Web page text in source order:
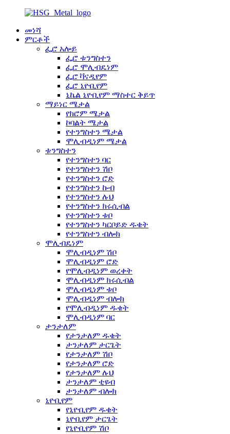
መነሻ
ምርቶች
ፌሮ አሎይ
ፌሮ ቱንግስተን
ፌሮ ሞሊብዴነም
ፌሮ ቫናዲየም
ፌሮ ኒዮቢየም
ኒኬል ኒዮቢየም ማስተር ቅይጥ
ማይነር ሜታል
የክሮም ሜታል
ኮባልት ሜታል
የተንግስተን ሜታል
ሞሊብዲነም ሜታል
ቱንግስተን
የተንግስተን ባር
የተንግስተን ሽቦ
የተንግስተን ሮድ
የተንግስተን ኩብ
የተንግስተን ሉህ
የተንግስተን ክሩሲብል
የተንግስተን ቱቦ
የተንግስተን ካርቦይድ ዱቄት
የተንግስተን ብሎክ
ሞሊብዴነም
ሞሊብዲነም ሽቦ
ሞሊብዲነም ሮድ
የሞሊብዲነም ወረቀት
ሞሊብዲነም ክሩሲብል
ሞሊብዲነም ቱቦ
ሞሊብዲነም ብሎክ
የሞሊብዲነም ዱቄት
ሞሊብዲነም ባር
ታንታለም
የታንታለም ዱቄት
ታንታለም ታርጌት
የታንታለም ሽቦ
የታንታለም ሮድ
የታንታለም ሉህ
ታንታለም ቲዩብ
ታንታለም ብሎክ
ኒዮቢየም
የኒዮቢየም ዱቄት
ኒዮቢየም ታርጌት
የኒዮቢየም ሽቦ